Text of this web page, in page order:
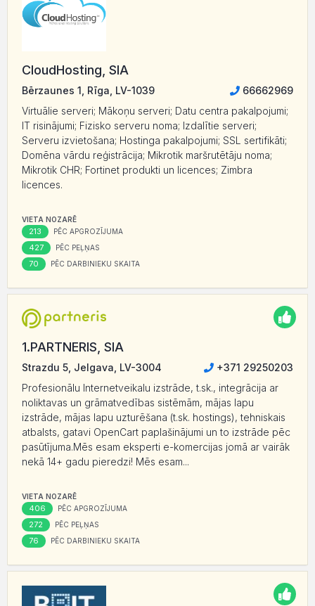
CloudHosting, SIA
Bērzaunes 1, Rīga, LV-1039
66662969
Virtuālie serveri; Mākoņu serveri; Datu centra pakalpojumi;
IT risinājumi; Fizisko serveru noma; Izdalītie serveri;
Serveru izvietošana; Hostinga pakalpojumi; SSL sertifikāti;
Domēna vārdu reģistrācija; Mikrotik maršrutētāju noma;
Mikrotik CHR; Fortinet produkti un licences; Zimbra
licences.
VIETA NOZARĒ
213 PĒC APGROZĪJUMA
427 PĒC PEĻŅAS
70 PĒC DARBINIEKU SKAITA
1.PARTNERIS, SIA
Strazdu 5, Jelgava, LV-3004
+371 29250203
Profesionālu Internetveikalu izstrāde, t.sk., integrācija ar
noliktavas un grāmatvedības sistēmām, mājas lapu
izstrāde, mājas lapu uzturēšana (t.sk. hostings), tehniskais
atbalsts, gatavi OpenCart paplašinājumi un to izstrāde pēc
pasūtījuma.Mēs esam eksperti e-komercijas jomā ar vairāk
nekā 14+ gadu pieredzi! Mēs esam...
VIETA NOZARĒ
406 PĒC APGROZĪJUMA
272 PĒC PEĻŅAS
76 PĒC DARBINIEKU SKAITA